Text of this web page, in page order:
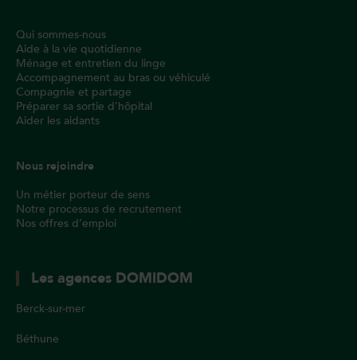
Qui sommes-nous
Aide à la vie quotidienne
Ménage et entretien du linge
Accompagnement au bras ou véhiculé
Compagnie et partage
Préparer sa sortie d'hôpital
Aider les aidants
Nous rejoindre
Un métier porteur de sens
Notre processus de recrutement
Nos offres d’emploi
Les agences DOMIDOM
Berck-sur-mer
Béthune